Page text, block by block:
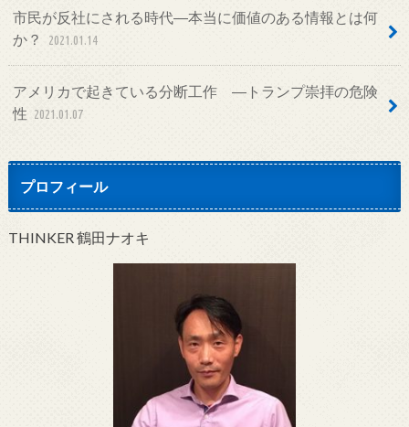
市民が反社にされる時代―本当に価値のある情報とは何
か？
2021.01.14
アメリカで起きている分断工作 ―トランプ崇拝の危険
性 2021.01.07
プロフィール
THINKER 鶴田ナオキ